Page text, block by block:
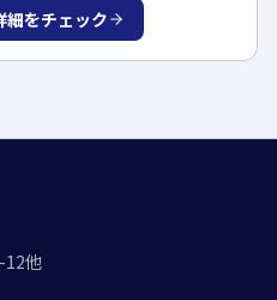
内いたします。
細をチェック
12他